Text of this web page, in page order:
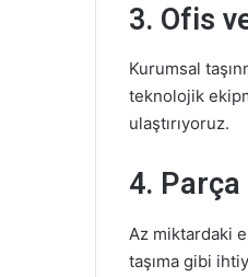
3. Ofis
Kurumsal
teknolojik
ulaştırıyoruz.
4. Parça
Az miktardaki
taşıma gibi